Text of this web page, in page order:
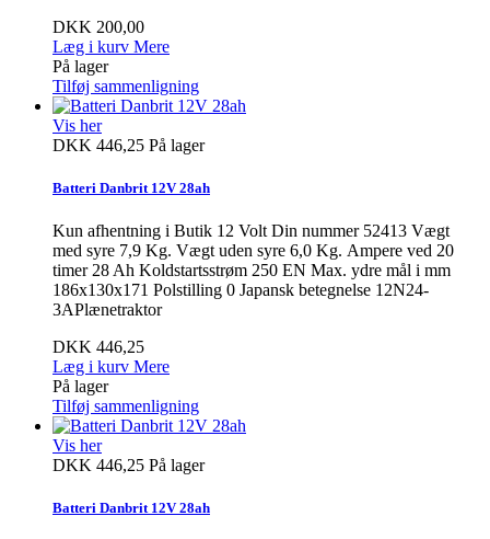
DKK 200,00
Læg i kurv Mere
På lager
Tilføj sammenligning
Vis her
DKK 446,25 På lager
Batteri Danbrit 12V 28ah
Kun afhentning i Butik 12 Volt Din nummer 52413 Vægt
med syre 7,9 Kg. Vægt uden syre 6,0 Kg. Ampere ved 20
timer 28 Ah Koldstartsstrøm 250 EN Max. ydre mål i mm
186x130x171 Polstilling 0 Japansk betegnelse 12N24-
3APlænetraktor
DKK 446,25
Læg i kurv Mere
På lager
Tilføj sammenligning
Vis her
DKK 446,25 På lager
Batteri Danbrit 12V 28ah